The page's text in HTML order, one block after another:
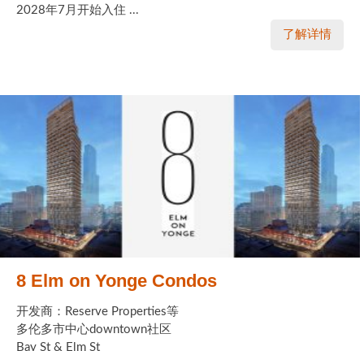
2028年7月开始入住 ...
了解详情
8 Elm on Yonge Condos
开发商：Reserve Properties等
多伦多市中心downtown社区
Bay St & Elm St